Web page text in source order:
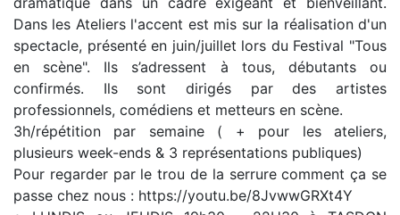
Dans les Ateliers l'accent est mis sur la réalisation d'un
spectacle, présenté en juin/juillet lors du Festival "Tous
en scène". Ils s’adressent à tous, débutants ou
confirmés. Ils sont dirigés par des artistes
professionnels, comédiens et metteurs en scène.
3h/répétition par semaine ( + pour les ateliers,
plusieurs week-ends & 3 représentations publiques)
Pour regarder par le trou de la serrure comment ça se
passe chez nous : https://youtu.be/8JvwwGRXt4Y